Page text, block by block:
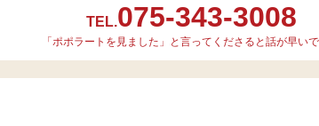
TEL.075-343-3008
「ポポラートを見ました」と言ってくださると話が早いで